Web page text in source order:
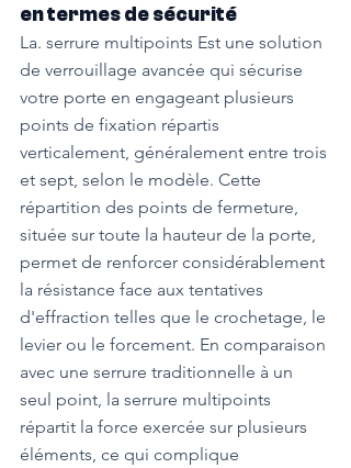
en termes de sécurité
La. serrure multipoints Est une solution
de verrouillage avancée qui sécurise
votre porte en engageant plusieurs
points de fixation répartis
verticalement, généralement entre trois
et sept, selon le modèle. Cette
répartition des points de fermeture,
située sur toute la hauteur de la porte,
permet de renforcer considérablement
la résistance face aux tentatives
d'effraction telles que le crochetage, le
levier ou le forcement. En comparaison
avec une serrure traditionnelle à un
seul point, la serrure multipoints
répartit la force exercée sur plusieurs
éléments, ce qui complique